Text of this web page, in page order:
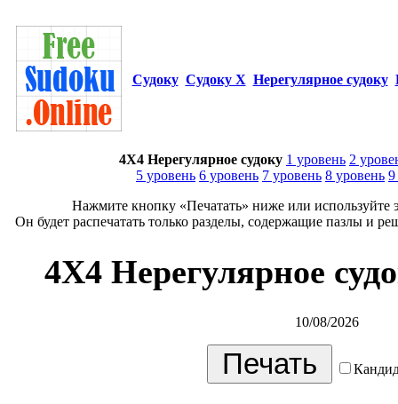
Судоку Судоку Х Нерегулярное судоку
4X4 Нерегулярное судоку 1 уровень 2
5 уровень 6 уровень 7 уровень 8 уровень 9
Нажмите кнопку «Печатать» ниже или используйте
Он будет распечатать только разделы, содержащие пазлы и
4X4 Нерегулярное
10/08/2026